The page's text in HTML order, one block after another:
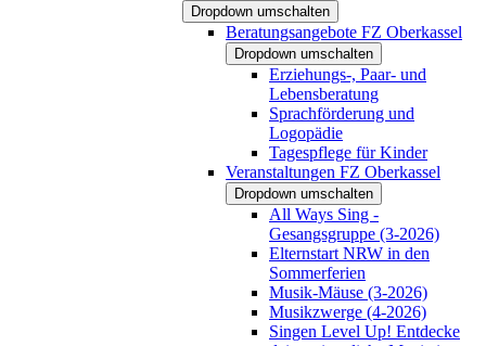
Dropdown umschalten
Beratungsangebote FZ Oberkassel
Dropdown umschalten
Erziehungs-, Paar- und
Lebensberatung
Sprachförderung und
Logopädie
Tagespflege für Kinder
Veranstaltungen FZ Oberkassel
Dropdown umschalten
All Ways Sing -
Gesangsgruppe (3-2026)
Elternstart NRW in den
Sommerferien
Musik-Mäuse (3-2026)
Musikzwerge (4-2026)
Singen Level Up! Entdecke